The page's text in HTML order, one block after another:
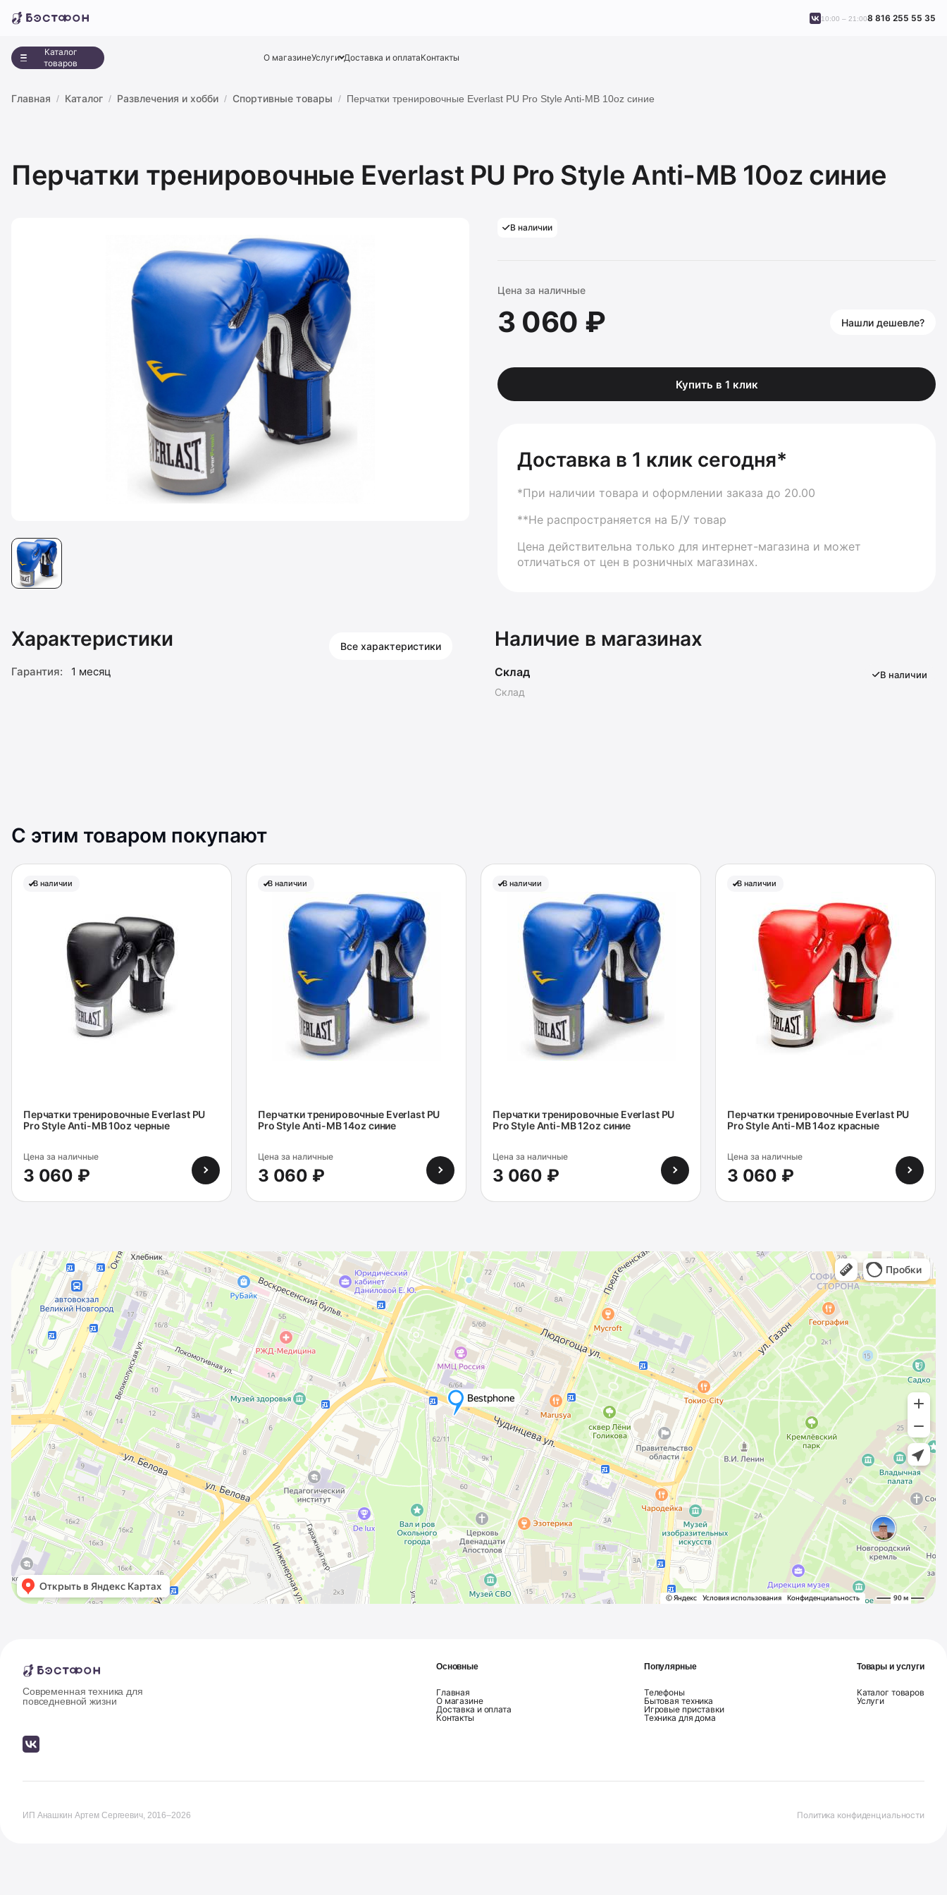
О магазинеУслуги Доставка и оплатаКонтакты
Каталог
товаров
10:00 – 21:008 816 255 55 35
Главная Каталог Развлечения и хобби Спортивные товары Перчатки тренировочные Everlast PU Pro Style Anti-MB 10oz синие
Перчатки тренировочные Everlast PU Pro Style Anti-MB 10oz синие
В наличии
Цена за наличные
3 060 ₽ Нашли дешевле?
Купить в 1 клик
Доставка в 1 клик сегодня*
*При наличии товара и оформлении заказа до 20.00
**Не распространяется на Б/У товар
Цена действительна только для интернет-магазина и может
отличаться от цен в розничных магазинах.
Характеристики Все характеристики
Гарантия: 1 месяц
Наличие в магазинах
Склад
Склад
В наличии
С этим товаром покупают
В наличии
Перчатки тренировочные Everlast PU
Pro Style Anti-MB 10oz черные
Цена за наличные
3 060 ₽
В наличии
Перчатки тренировочные Everlast PU
Pro Style Anti-MB 14oz синие
Цена за наличные
3 060 ₽
В наличии
Перчатки тренировочные Everlast PU
Pro Style Anti-MB 12oz синие
Цена за наличные
3 060 ₽
В наличии
Перчатки тренировочные Everlast PU
Pro Style Anti-MB 14oz красные
Цена за наличные
3 060 ₽
Современная техника для
повседневной жизни
Основные
Главная
О магазине
Доставка и оплата
Контакты
Популярные
Телефоны
Бытовая техника
Игровые приставки
Техника для дома
Товары и услуги
Каталог товаров
Услуги
ИП Анашкин Артем Сергеевич, 2016–2026 Политика конфиденциальности